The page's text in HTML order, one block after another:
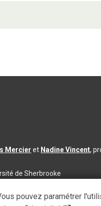
Mercier et Nadine Vincent,
de Sherbrooke
pouvez paramétrer